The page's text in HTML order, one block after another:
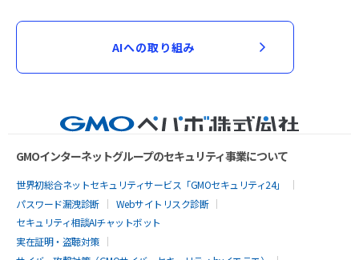
AIへの取り組み
GMOインターネットグループのセキュリティ事業について
世界初総合ネットセキュリティサービス「GMOセキュリティ24」
パスワード漏洩診断
Webサイトリスク診断
セキュリティ相談AIチャットボット
実在証明・盗聴対策